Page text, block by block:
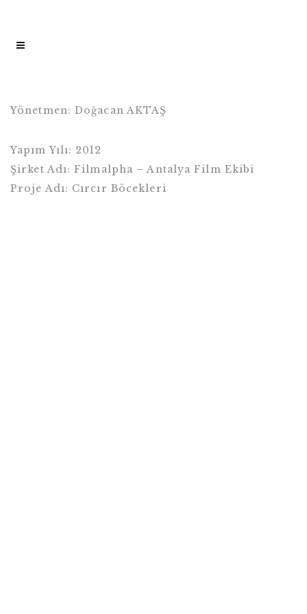
Yönetmen: Doğacan AKTAŞ
Yapım Yılı: 2012
Şirket Adı: Filmalpha – Antalya Film Ekibi
Proje Adı: Cırcır Böcekleri